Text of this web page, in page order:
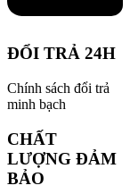
ĐỔI TRẢ 24H
Chính sách đổi trả
minh bạch
CHẤT
LƯỢNG ĐẢM
BẢO